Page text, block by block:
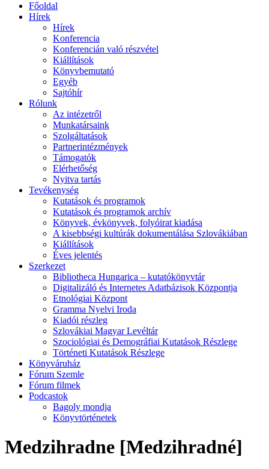
Főoldal
Hírek
Hírek
Konferencia
Konferencián való részvétel
Kiállítások
Könyvbemutató
Egyéb
Sajtóhír
Rólunk
Az intézetről
Munkatársaink
Szolgáltatások
Partnerintézmények
Támogatók
Elérhetőség
Nyitva tartás
Tevékenység
Kutatások és programok
Kutatások és programok archív
Könyvek, évkönyvek, folyóirat kiadása
A kisebbségi kultúrák dokumentálása Szlovákiában
Kiállítások
Éves jelentés
Szerkezet
Bibliotheca Hungarica – kutatókönyvtár
Digitalizáló és Internetes Adatbázisok Központja
Etnológiai Központ
Gramma Nyelvi Iroda
Kiadói részleg
Szlovákiai Magyar Levéltár
Szociológiai és Demográfiai Kutatások Részlege
Történeti Kutatások Részlege
Könyváruház
Fórum Szemle
Fórum filmek
Podcastok
Bagoly mondja
Könyvtörténetek
Medzihradne [Medzihradné]